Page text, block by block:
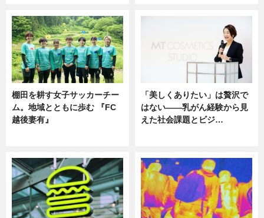
棚田を耕す女子サッカーチー
ム。地域とともに歩む 『FC
越後妻有』
「美しくありたい」は贅沢で
はない――乳がん経験から見
えた社会課題とビジ…